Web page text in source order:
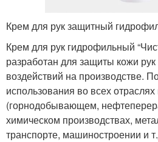
Крем для рук защитный
Крем для рук гидрофильный
разработан для защиты кожи
воздействий на производстве.
использования во всех
(горнодобывающем,
химическом производствах,
транспорте, машиностроении и